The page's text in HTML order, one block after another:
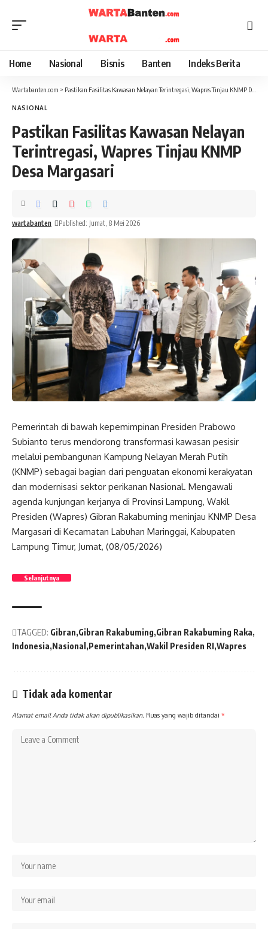
Home Nasional Bisnis Banten Indeks Berita
Wartabanten.com > Pastikan Fasilitas Kawasan Nelayan Terintregasi, Wapres Tinjau KNMP Desa Margasari
NASIONAL
Pastikan Fasilitas Kawasan Nelayan
Terintregasi, Wapres Tinjau KNMP
Desa Margasari
wartabanten Published: Jumat, 8 Mei 2026
Pemerintah di bawah kepemimpinan Presiden Prabowo
Subianto terus mendorong transformasi kawasan pesisir
melalui pembangunan Kampung Nelayan Merah Putih
(KNMP) sebagai bagian dari penguatan ekonomi kerakyatan
dan modernisasi sektor perikanan Nasional. Mengawali
agenda kunjungan kerjanya di Provinsi Lampung, Wakil
Presiden (Wapres) Gibran Rakabuming meninjau KNMP Desa
Margasari di Kecamatan Labuhan Maringgai, Kabupaten
Lampung Timur, Jumat, (08/05/2026)
Selanjutnya
TAGGED: Gibran Gibran Rakabuming Gibran Rakabuming Raka
Indonesia Nasional Pemerintahan Wakil Presiden RI Wapres
Tidak ada komentar
Alamat email Anda tidak akan dipublikasikan. Ruas yang wajib ditandai *